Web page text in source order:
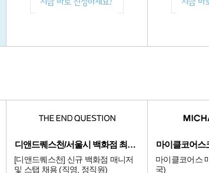
디앤드퀘스천/서울시 백화점 최상급 점
[디앤드퀘스천] 신규 백화점 매니저
및 스탭 채용 (직영, 정직원)
마이클코어스
마이클코어스
국)